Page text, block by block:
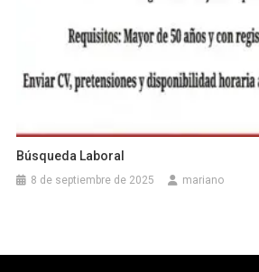
Búsqueda Laboral
8 de septiembre de 2025 mariano